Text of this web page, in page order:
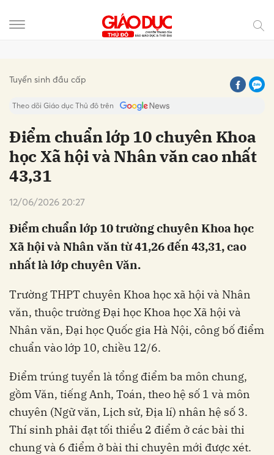
Tuyển sinh đầu cấp
Theo dõi Giáo dục Thủ đô trên
Điểm chuẩn lớp 10 chuyên Khoa
học Xã hội và Nhân văn cao nhất
43,31
12/06/2026 20:27
Điểm chuẩn lớp 10 trường chuyên Khoa học
Xã hội và Nhân văn từ 41,26 đến 43,31, cao
nhất là lớp chuyên Văn.
Trường THPT chuyên Khoa học xã hội và Nhân
văn, thuộc trường Đại học Khoa học Xã hội và
Nhân văn, Đại học Quốc gia Hà Nội, công bố điểm
chuẩn vào lớp 10, chiều 12/6.
Điểm trúng tuyển là tổng điểm ba môn chung,
gồm Văn, tiếng Anh, Toán, theo hệ số 1 và môn
chuyên (Ngữ văn, Lịch sử, Địa lí) nhân hệ số 3.
Thí sinh phải đạt tối thiểu 2 điểm ở các bài thi
chung và 6 điểm ở bài thi chuyên mới được xét.
Hủy Gửi